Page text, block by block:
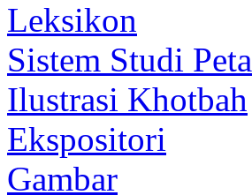
Leksikon
Sistem Studi Peta
Ilustrasi Khotbah
Ekspositori
Gambar